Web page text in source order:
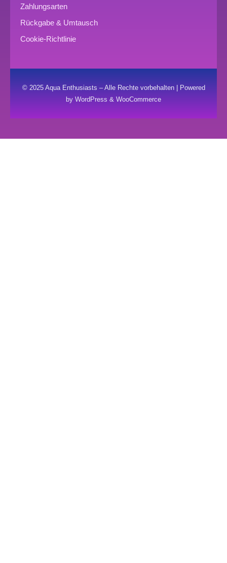
Zahlungsarten
Rückgabe & Umtausch
Cookie-Richtlinie
© 2025 Aqua Enthusiasts – Alle Rechte vorbehalten | Powered
by WordPress & WooCommerce